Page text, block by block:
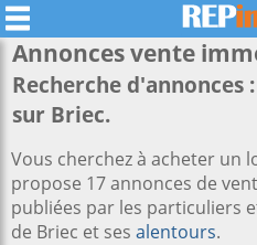
Annonces vente
Recherche d'annonces
sur Briec.
Vous cherchez à acheter un
propose 17 annonces de
publiées par les particuliers
de Briec et ses alentours.